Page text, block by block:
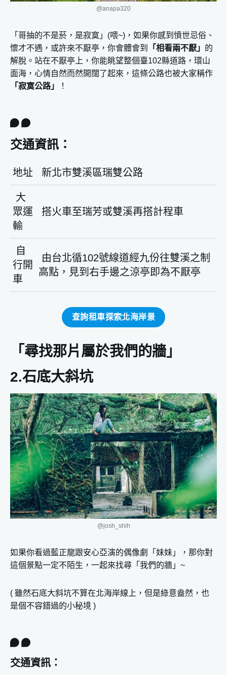
@anapa320
「哥抽的不是菸，是寂寞」(喂~)，如果你感到憤世忌俗、
懷才不遇，或許來不厭亭，你會體會到
「相看兩不厭」 的
解脫。站在不厭亭上，你能眺望整個臺102縣道路，環山
面海，心情自然而然開闊了起來，這條公路也被大家稱作
「寂寞公路」
！
交通資訊：
地址 新北市雙溪區瑞雙公路
大
眾運
輸
搭火車至瑞芳或雙溪再搭計程車
自
行開
車
由台北循102號線道經九份往雙溪之制
高點，見到右手邊之涼亭即為不厭亭
查詢租車探索北海岸景
「尋找那片屬於我們的牆」
2.石底大斜坑
@josh_shih
如果你看過藍正龍跟安心亞演的偶像劇「妹妹」，那你對
這個景點一定不陌生，一起來找尋「我們的牆」~
( 雖然石底大斜坑不算在北海岸線上，但是綠意盎然，也
是個不容錯過的小秘境 )
交通資訊：